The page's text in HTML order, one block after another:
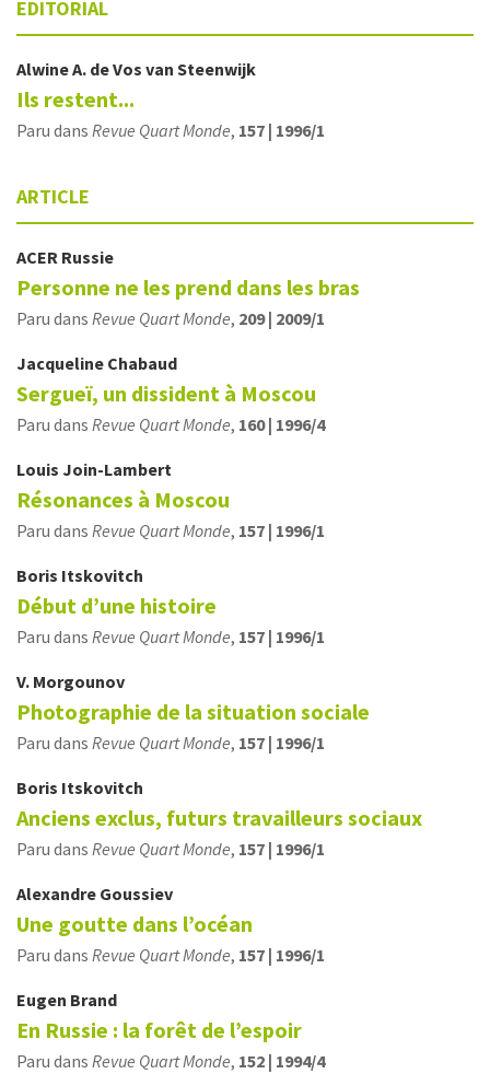
EDITORIAL
Alwine A. de Vos van Steenwijk
Ils restent...
Paru dans Revue Quart Monde, 157 | 1996/1
ARTICLE
ACER Russie
Personne ne les prend dans les bras
Paru dans Revue Quart Monde, 209 | 2009/1
Jacqueline Chabaud
Sergueï, un dissident à Moscou
Paru dans Revue Quart Monde, 160 | 1996/4
Louis Join-Lambert
Résonances à Moscou
Paru dans Revue Quart Monde, 157 | 1996/1
Boris Itskovitch
Début d’une histoire
Paru dans Revue Quart Monde, 157 | 1996/1
V. Morgounov
Photographie de la situation sociale
Paru dans Revue Quart Monde, 157 | 1996/1
Boris Itskovitch
Anciens exclus, futurs travailleurs sociaux
Paru dans Revue Quart Monde, 157 | 1996/1
Alexandre Goussiev
Une goutte dans l’océan
Paru dans Revue Quart Monde, 157 | 1996/1
Eugen Brand
En Russie : la forêt de l’espoir
Paru dans Revue Quart Monde, 152 | 1994/4